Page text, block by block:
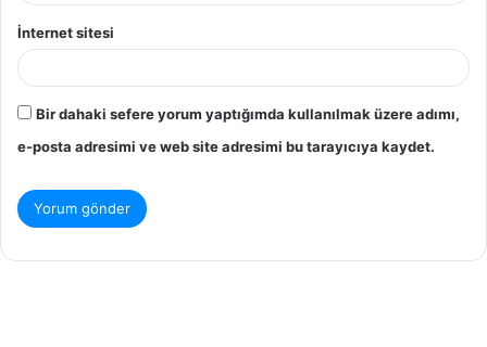
İnternet sitesi
Bir dahaki sefere yorum yaptığımda kullanılmak üzere adımı,
e-posta adresimi ve web site adresimi bu tarayıcıya kaydet.